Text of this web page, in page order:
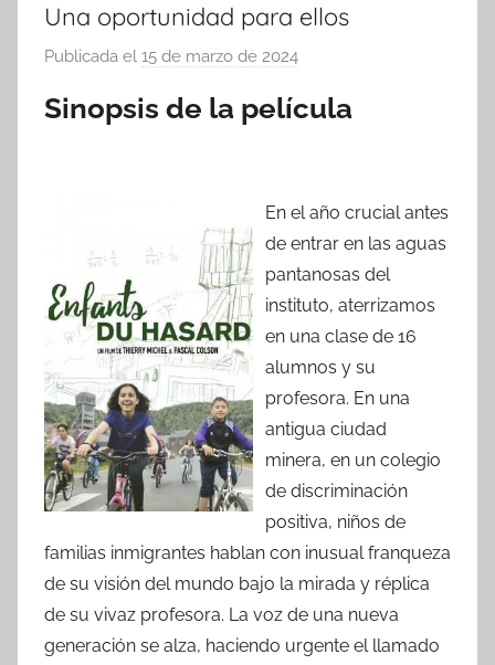
Una oportunidad para ellos
Publicada el 15 de marzo de 2024
r
Sinopsis de la película
En el año crucial antes
de entrar en las aguas
pantanosas del
instituto, aterrizamos
en una clase de 16
alumnos y su
profesora. En una
antigua ciudad
minera, en un colegio
de discriminación
positiva, niños de
familias inmigrantes hablan con inusual franqueza
de su visión del mundo bajo la mirada y réplica
de su vivaz profesora. La voz de una nueva
generación se alza, haciendo urgente el llamado